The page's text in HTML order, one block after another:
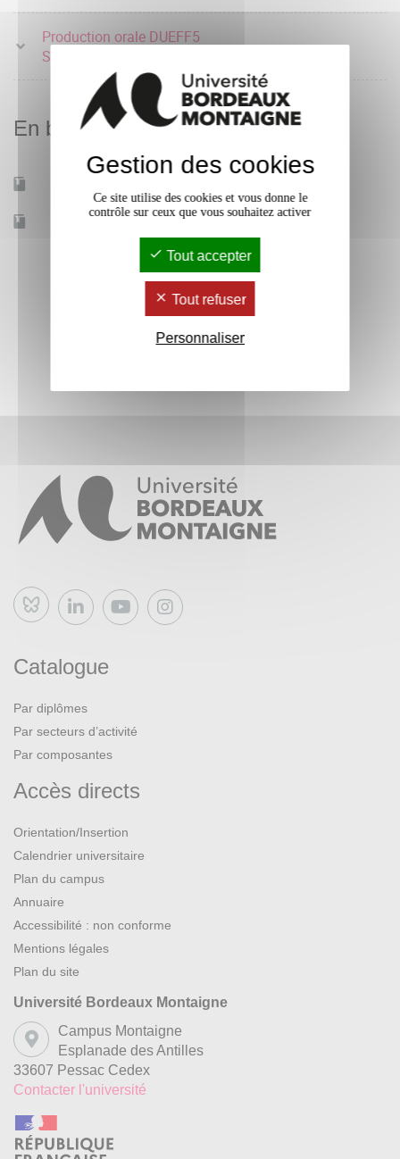
Production orale DUEFF5
Semestre 2
En bref
Bluesky
Catalogue
Par diplômes
Par secteurs d’activité
Par composantes
Accès directs
Orientation/Insertion
Calendrier universitaire
Plan du campus
Annuaire
Accessibilité : non conforme
Mentions légales
Plan du site
Université Bordeaux Montaigne
Campus Montaigne
Esplanade des Antilles
33607 Pessac Cedex
Contacter l'université
Gestion des cookies
Ce site utilise des cookies et vous donne le
contrôle sur ceux que vous souhaitez activer
Tout accepter
Tout refuser
Personnaliser